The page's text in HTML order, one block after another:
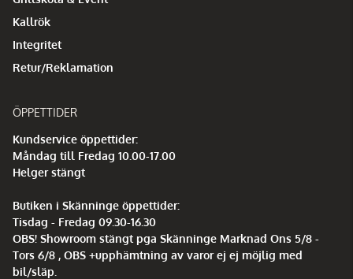
Kallrök
Integritet
Retur/Reklamation
ÖPPETTIDER
Kundservice öppettider:
Måndag till Fredag 10.00-17.00
Helger stängt
Butiken i Skänninge öppettider:
Tisdag - Fredag 09.30-16.30
OBS! Showroom stängt pga Skänninge Marknad Ons 5/8 -
Tors 6/8 , OBS +upphämtning av varor ej ej möjlig med
bil/släp.